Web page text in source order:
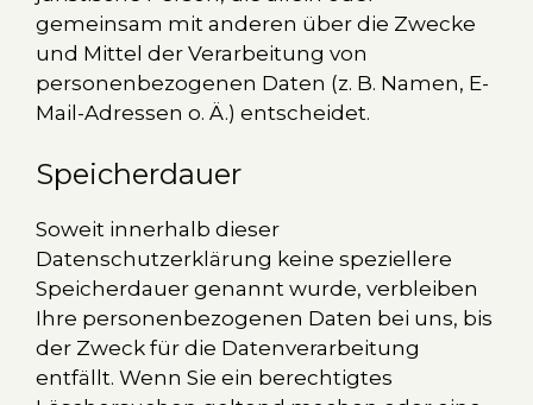
gemeinsam mit anderen über die Zwecke
und Mittel der Verarbeitung von
personenbezogenen Daten (z. B. Namen, E-
Mail-Adressen o. Ä.) entscheidet.
Speicherdauer
Soweit innerhalb dieser
Datenschutzerklärung keine speziellere
Speicherdauer genannt wurde, verbleiben
Ihre personenbezogenen Daten bei uns, bis
der Zweck für die Datenverarbeitung
entfällt. Wenn Sie ein berechtigtes